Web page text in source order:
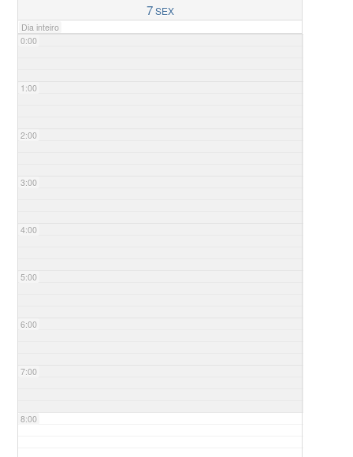
7SEX
Dia inteiro
0:00
1:00
2:00
3:00
4:00
5:00
6:00
7:00
8:00